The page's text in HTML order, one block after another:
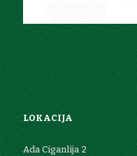
LOKACIJA
Ada Ciganlija 2